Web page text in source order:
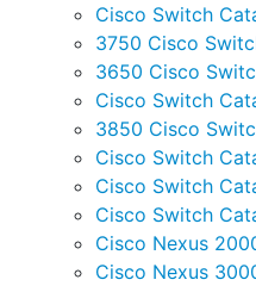
Cisco Switch
3750 Cisco
3650 Cisco
Cisco Switch
3850 Cisco
Cisco Switch
Cisco Switch
Cisco Switch
Cisco Nexus
Cisco Nexus